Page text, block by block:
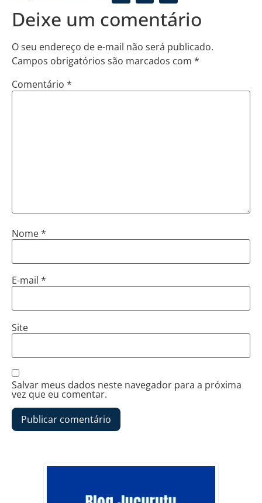
Deixe um comentário
O seu endereço de e-mail não será publicado.
Campos obrigatórios são marcados com *
Comentário *
Nome*
E-mail *
Site
Salvar meus dados neste navegador para a próxima
vez que eu comentar.